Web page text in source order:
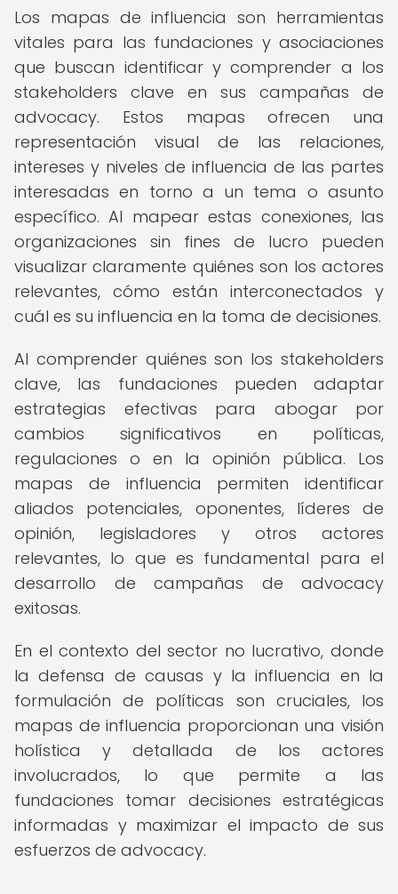
Los mapas de influencia son herramientas
vitales para las fundaciones y asociaciones
que buscan identificar y comprender a los
stakeholders clave en sus campañas de
advocacy. Estos mapas ofrecen una
representación visual de las relaciones,
intereses y niveles de influencia de las partes
interesadas en torno a un tema o asunto
específico. Al mapear estas conexiones, las
organizaciones sin fines de lucro pueden
visualizar claramente quiénes son los actores
relevantes, cómo están interconectados y
cuál es su influencia en la toma de decisiones.
Al comprender quiénes son los stakeholders
clave, las fundaciones pueden adaptar
estrategias efectivas para abogar por
cambios significativos en políticas,
regulaciones o en la opinión pública. Los
mapas de influencia permiten identificar
aliados potenciales, oponentes, líderes de
opinión, legisladores y otros actores
relevantes, lo que es fundamental para el
desarrollo de campañas de advocacy
exitosas.
En el contexto del sector no lucrativo, donde
la defensa de causas y la influencia en la
formulación de políticas son cruciales, los
mapas de influencia proporcionan una visión
holística y detallada de los actores
involucrados, lo que permite a las
fundaciones tomar decisiones estratégicas
informadas y maximizar el impacto de sus
esfuerzos de advocacy.